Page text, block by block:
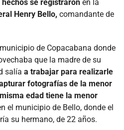
se registraron en la
Henry Bello, comandante de
de Copacabana donde
que la madre de su
salía a trabajar para realizarle
fotografías de la menor
edad tiene la menor
el municipio de Bello, donde el
su hermano, de 22 años.